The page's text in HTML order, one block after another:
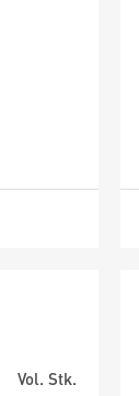
Vol. Stk.